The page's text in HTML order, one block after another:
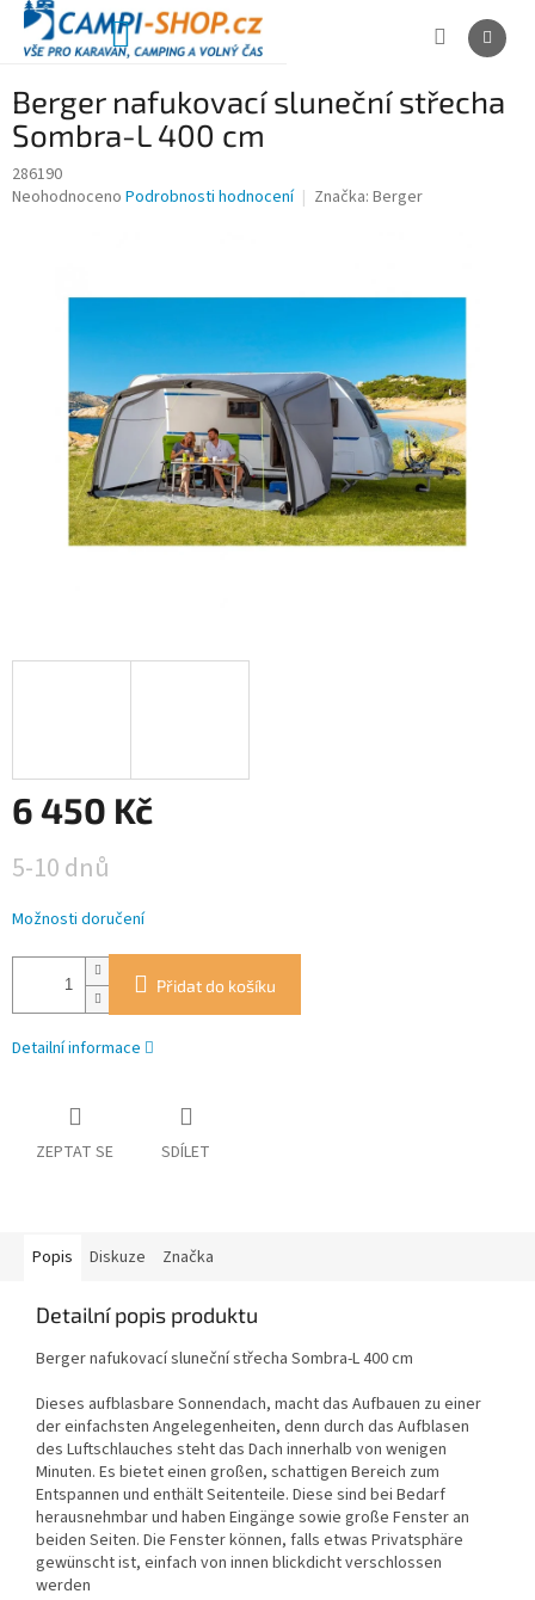
Přejít
obsah
NÁKUPNÍ
Berger nafukovací sluneční střecha
Sombra-L 400 cm
286190
Průměrné
hvězdiček.
Neohodnoceno Podrobnosti hodnocení Značka: Berger
6 450 Kč
cena:
5-10 dnů
Možnosti doručení
Přidat do košíku
Detailní informace
ZEPTAT SE SDÍLET
Popis Diskuze Značka
Detailní popis produktu
Berger nafukovací sluneční střecha Sombra-L 400 cm
Dieses aufblasbare Sonnendach, macht das Aufbauen zu einer
der einfachsten Angelegenheiten, denn durch das Aufblasen
des Luftschlauches steht das Dach innerhalb von wenigen
Minuten. Es bietet einen großen, schattigen Bereich zum
Entspannen und enthält Seitenteile. Diese sind bei Bedarf
herausnehmbar und haben Eingänge sowie große Fenster an
beiden Seiten. Die Fenster können, falls etwas Privatsphäre
gewünscht ist, einfach von innen blickdicht verschlossen
werden